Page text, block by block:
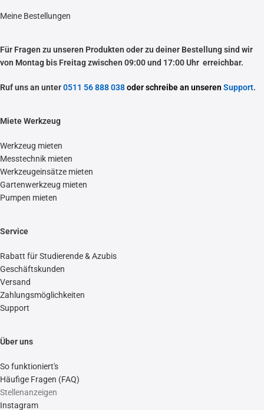
Meine Bestellungen
Für Fragen zu unseren Produkten oder zu deiner Bestellung sind wir
von Montag bis Freitag zwischen 09:00 und 17:00 Uhr erreichbar.
Ruf uns an unter0511 56 888 038oder schreibe an unseren Support.
Miete Werkzeug
Werkzeug mieten
Messtechnik mieten
Werkzeugeinsätze mieten
Gartenwerkzeug mieten
Pumpen mieten
Service
Rabatt für Studierende & Azubis
Geschäftskunden
Versand
Zahlungsmöglichkeiten
Support
Über uns
So funktioniert's
Häufige Fragen (FAQ)
Stellenanzeigen
Instagram